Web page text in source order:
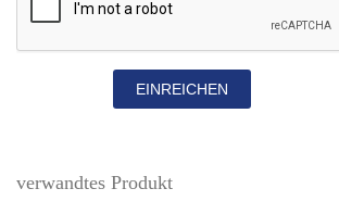
EINREICHEN
verwandtes Produkt